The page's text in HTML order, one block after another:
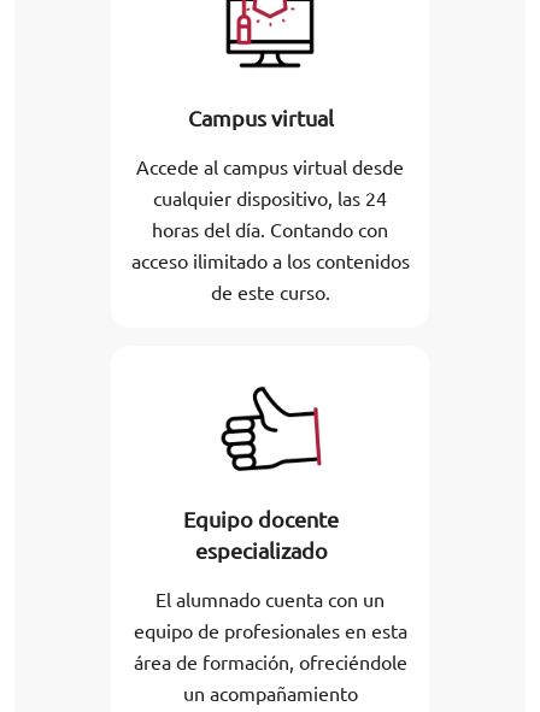
Campus virtual
Accede al campus virtual desde
cualquier dispositivo, las 24
horas del día. Contando con
acceso ilimitado a los contenidos
de este curso.
Equipo docente
especializado
El alumnado cuenta con un
equipo de profesionales en esta
área de formación, ofreciéndole
un acompañamiento